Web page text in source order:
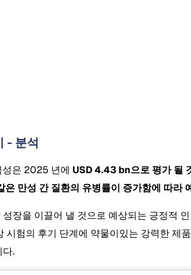
- 분석
성은 2025 년에 USD 4.43 bn으로 평가 될
만성 간 질환의 유병률이 증가함에 따라
장을 이끌어 낼 것으로 예상되는 긍정적
시험의 후기 단계에 약물이있는 강력한
다.